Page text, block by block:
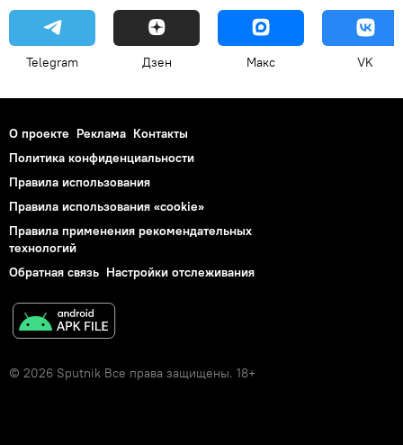
Telegram Дзен Макс VK
О проекте Реклама Контакты
Политика конфиденциальности
Правила использования
Правила использования «cookie»
Правила применения рекомендательных
технологий
Обратная связь Настройки отслеживания
© 2026 Sputnik Все права защищены. 18+